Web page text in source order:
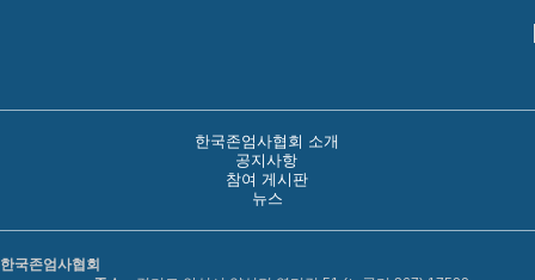
한국존엄사협회 소개
공지사항
참여 게시판
뉴스
한국존엄사협회